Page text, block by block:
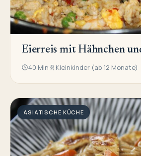
Eierreis mit Hähnchen
40 Min Kleinkinder (ab 12 Monate)
ASIATISCHE KÜCHE